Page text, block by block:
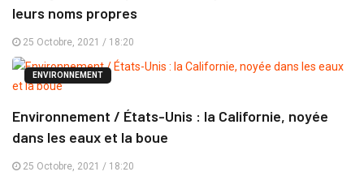
leurs noms propres
25 Octobre, 2021 / 18:20
ENVIRONNEMENT
Environnement / États-Unis : la Californie, noyée
dans les eaux et la boue
25 Octobre, 2021 / 18:20